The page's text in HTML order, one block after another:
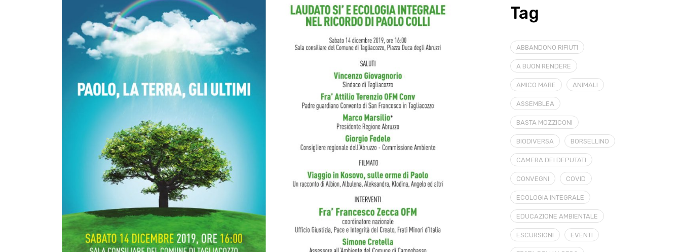
Tag
ABBANDONO RIFIUTI
A BUON RENDERE
AMICO MARE ANIMALI
ASSEMBLEA
BASTA MOZZICONI
BIODIVERSA BORSELLINO
CAMERA DEI DEPUTATI
CONVEGNI COVID
ECOLOGIA INTEGRALE
EDUCAZIONE AMBIENTALE
ESCURSIONI EVENTI